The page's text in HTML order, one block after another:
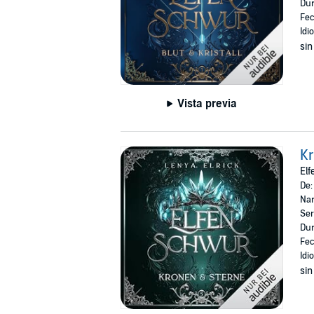
Vista previa
De: